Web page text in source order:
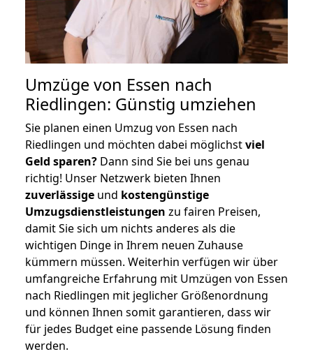
Umzüge von Essen nach
Riedlingen: Günstig umziehen
Sie planen einen Umzug von Essen nach
Riedlingen und möchten dabei möglichstviel
Geld sparen? Dann sind Sie bei uns genau
richtig! Unser Netzwerk bieten Ihnen
zuverlässige und kostengünstige
Umzugsdienstleistungen zu fairen Preisen,
damit Sie sich um nichts anderes als die
wichtigen Dinge in Ihrem neuen Zuhause
kümmern müssen. Weiterhin verfügen wir über
umfangreiche Erfahrung mit Umzügen von Essen
nach Riedlingen mit jeglicher Größenordnung
und können Ihnen somit garantieren, dass wir
für jedes Budget eine passende Lösung finden
werden.